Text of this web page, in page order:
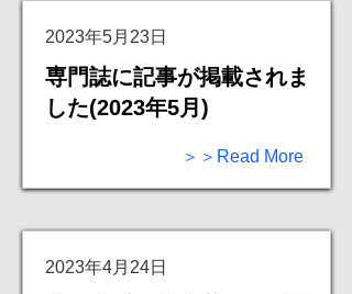
2023年5月23日
専門誌に記事が掲載されま
した(2023年5月)
＞＞Read More
2023年4月24日